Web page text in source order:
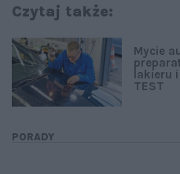
Czytaj także:
PORADY
Mycie
lakieru
TEST